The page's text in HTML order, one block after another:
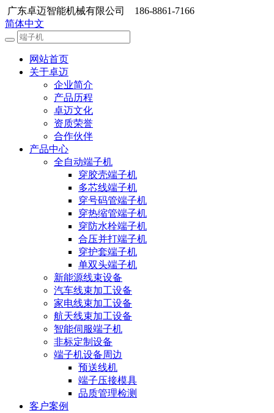
广东卓迈智能机械有限公司 186-8861-7166
简体中文
网站首页
关于卓迈
企业简介
产品历程
卓迈文化
资质荣誉
合作伙伴
产品中心
全自动端子机
穿胶壳端子机
多芯线端子机
穿号码管端子机
穿热缩管端子机
穿防水栓端子机
合压并打端子机
穿护套端子机
单双头端子机
新能源线束设备
汽车线束加工设备
家电线束加工设备
航天线束加工设备
智能伺服端子机
非标定制设备
端子机设备周边
预送线机
端子压接模具
品质管理检测
客户案例